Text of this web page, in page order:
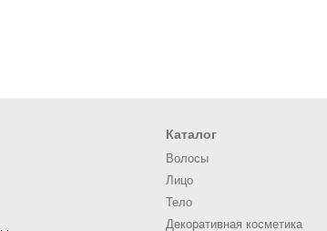
Каталог
Волосы
Лицо
Тело
Декоративная косметика